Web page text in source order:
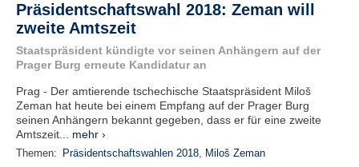
Präsidentschaftswahl 2018: Zeman will
zweite Amtszeit
Staatspräsident kündigte vor seinen Anhängern auf der
Prager Burg erneute Kandidatur an
Prag - Der amtierende tschechische Staatspräsident Miloš
Zeman hat heute bei einem Empfang auf der Prager Burg
seinen Anhängern bekannt gegeben, dass er für eine zweite
Amtszeit... mehr ›
Themen: Präsidentschaftswahlen 2018, Miloš Zeman